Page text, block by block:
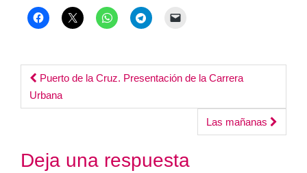
Post
navigation
Puerto de la Cruz. Presentación de la Carrera
Urbana
Las mañanas
Deja una respuesta